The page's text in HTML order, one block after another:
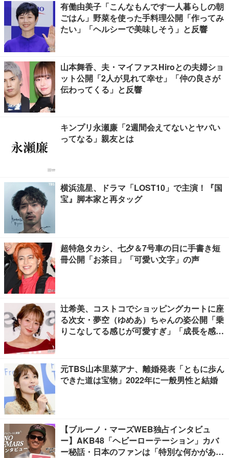
有働由美子「こんなもんです一人暮らしの朝
ごはん」野菜を使った手料理公開「作ってみ
たい」「ヘルシーで美味しそう」と反響
山本舞香、夫・マイファスHiroとの夫婦ショ
ット公開「2人が見れて幸せ」「仲の良さが
伝わってくる」と反響
キンプリ永瀬廉「2週間会えてないとヤバい
ってなる」親友とは
横浜流星、ドラマ「LOST10」で主演！『国
宝』脚本家と再タッグ
超特急タカシ、七夕＆7号車の日に手書き短
冊公開「お茶目」「可愛い文字」の声
辻希美、コストコでショッピングカートに座
る次女・夢空（ゆめあ）ちゃんの姿公開「乗
りこなしてる感じが可愛すぎ」「成長を感じ
元TBS山本里菜アナ、離婚発表「ともに歩ん
できた道は宝物」2022年に一般男性と結婚
【ブルーノ・マーズWEB独占インタビュ
ー】AKB48「ヘビーローテーション」カバ
ー秘話・日本のファンは「特別な何かがあ